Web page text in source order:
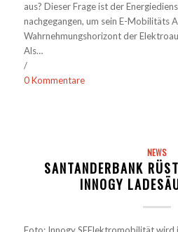
aus? Dieser Frage ist der
nachgegangen, um sein E-Mobilitäts
Wahrnehmungshorizont der
Als…
/
0 Kommentare
NEWS
SANTANDERBANK
INNOGY